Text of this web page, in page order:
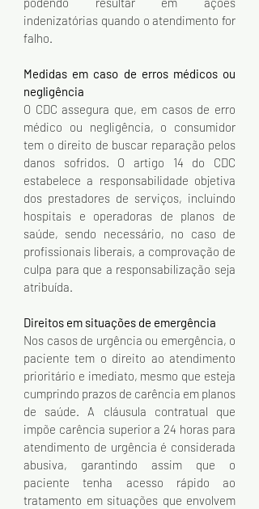
indenizatórias quando o atendimento for
falho.
Medidas em caso de erros médicos ou
negligência
O CDC assegura que, em casos de erro
médico ou negligência, o consumidor
tem o direito de buscar reparação pelos
danos sofridos. O artigo 14 do CDC
estabelece a responsabilidade objetiva
dos prestadores de serviços, incluindo
hospitais e operadoras de planos de
saúde, sendo necessário, no caso de
profissionais liberais, a comprovação de
culpa para que a responsabilização seja
atribuída.
Direitos em situações de emergência
Nos casos de urgência ou emergência, o
paciente tem o direito ao atendimento
prioritário e imediato, mesmo que esteja
cumprindo prazos de carência em planos
de saúde. A cláusula contratual que
impõe carência superior a 24 horas para
atendimento de urgência é considerada
abusiva, garantindo assim que o
paciente tenha acesso rápido ao
tratamento em situações que envolvem